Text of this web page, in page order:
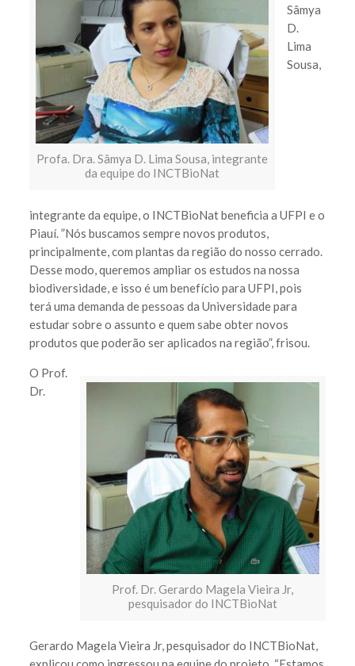
Profa. Dra. Sâmya D. Lima Sousa, integrante
da equipe do INCTBioNat
Sâmya
D.
Lima
Sousa,
integrante da equipe, o INCTBioNat beneficia a UFPI e o
Piauí. ”Nós buscamos sempre novos produtos,
principalmente, com plantas da região do nosso cerrado.
Desse modo, queremos ampliar os estudos na nossa
biodiversidade, e isso é um benefício para UFPI, pois
terá uma demanda de pessoas da Universidade para
estudar sobre o assunto e quem sabe obter novos
produtos que poderão ser aplicados na região”, frisou.
Prof. Dr. Gerardo Magela Vieira Jr,
pesquisador do INCTBioNat
O Prof.
Dr.
Gerardo Magela Vieira Jr, pesquisador do INCTBioNat,